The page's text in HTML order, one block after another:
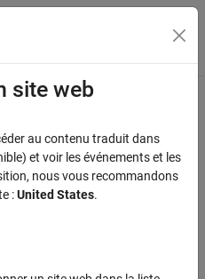
l'affichage du menu
site web
au contenu traduit dans
et voir les événements et les
nous vous recommandons
:United States.